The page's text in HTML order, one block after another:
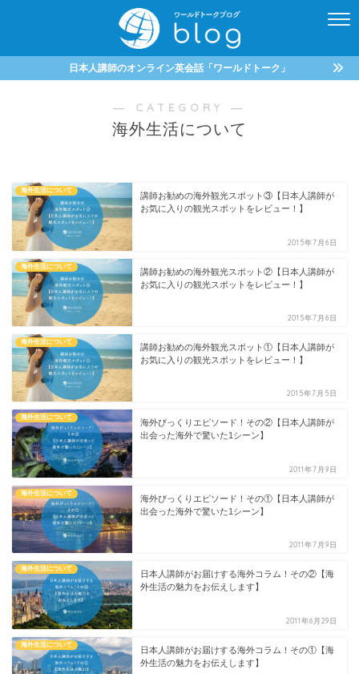
日本人講師のオンライン英会話「ワールドトーク」
― CATEGORY ―
海外生活について
海外生活について
講師お勧めの海外観光スポット③【日本人講師が
お気に入りの観光スポットをレビュー！】
2015年7月6日
海外生活について
講師お勧めの海外観光スポット②【日本人講師が
お気に入りの観光スポットをレビュー！】
2015年7月6日
海外生活について
講師お勧めの海外観光スポット①【日本人講師が
お気に入りの観光スポットをレビュー！】
2015年7月5日
海外生活について
海外びっくりエピソード！その②【日本人講師が
出会った海外で驚いた1シーン】
2011年7月9日
海外生活について
海外びっくりエピソード！その①【日本人講師が
出会った海外で驚いた1シーン】
2011年7月9日
海外生活について
日本人講師がお届けする海外コラム！その②【海
外生活の魅力をお伝えします】
2011年6月29日
海外生活について
日本人講師がお届けする海外コラム！その①【海
外生活の魅力をお伝えします】